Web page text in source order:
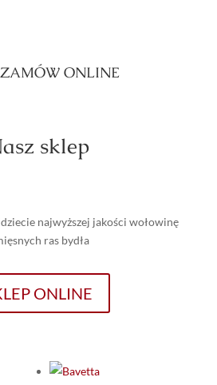
ONLINE
sklep
najwyższej jakości wołowinę
ras bydła
ONLINE